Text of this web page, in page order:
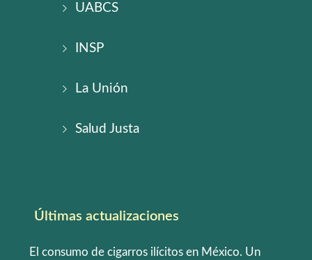
UABCS
INSP
La Unión
Salud Justa
Últimas actualizaciones
El consumo de cigarros ilícitos en México. Un